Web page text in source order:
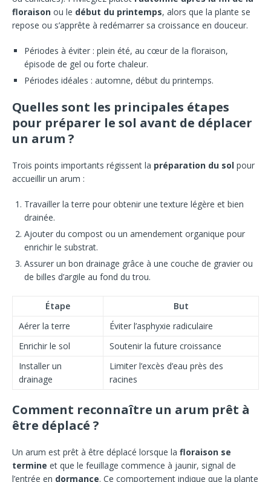
floraison ou le début du printemps, alors que la plante se
repose ou s’apprête à redémarrer sa croissance en douceur.
Périodes à éviter : plein été, au cœur de la floraison,
épisode de gel ou forte chaleur.
Périodes idéales : automne, début du printemps.
Quelles sont les principales étapes
pour préparer le sol avant de déplacer
un arum ?
Trois points importants régissent la préparation du sol pour
accueillir un arum :
Travailler la terre pour obtenir une texture légère et bien
drainée.
Ajouter du compost ou un amendement organique pour
enrichir le substrat.
Assurer un bon drainage grâce à une couche de gravier ou
de billes d’argile au fond du trou.
Étape
But
Aérer la terre
Éviter l’asphyxie radiculaire
Enrichir le sol
Soutenir la future croissance
Installer un
drainage
Limiter l’excès d’eau près des
racines
Comment reconnaître un arum prêt à
être déplacé ?
Un arum est prêt à être déplacé lorsque la floraison se
termine et que le feuillage commence à jaunir, signal de
l’entrée en dormance. Ce comportement indique que la plante